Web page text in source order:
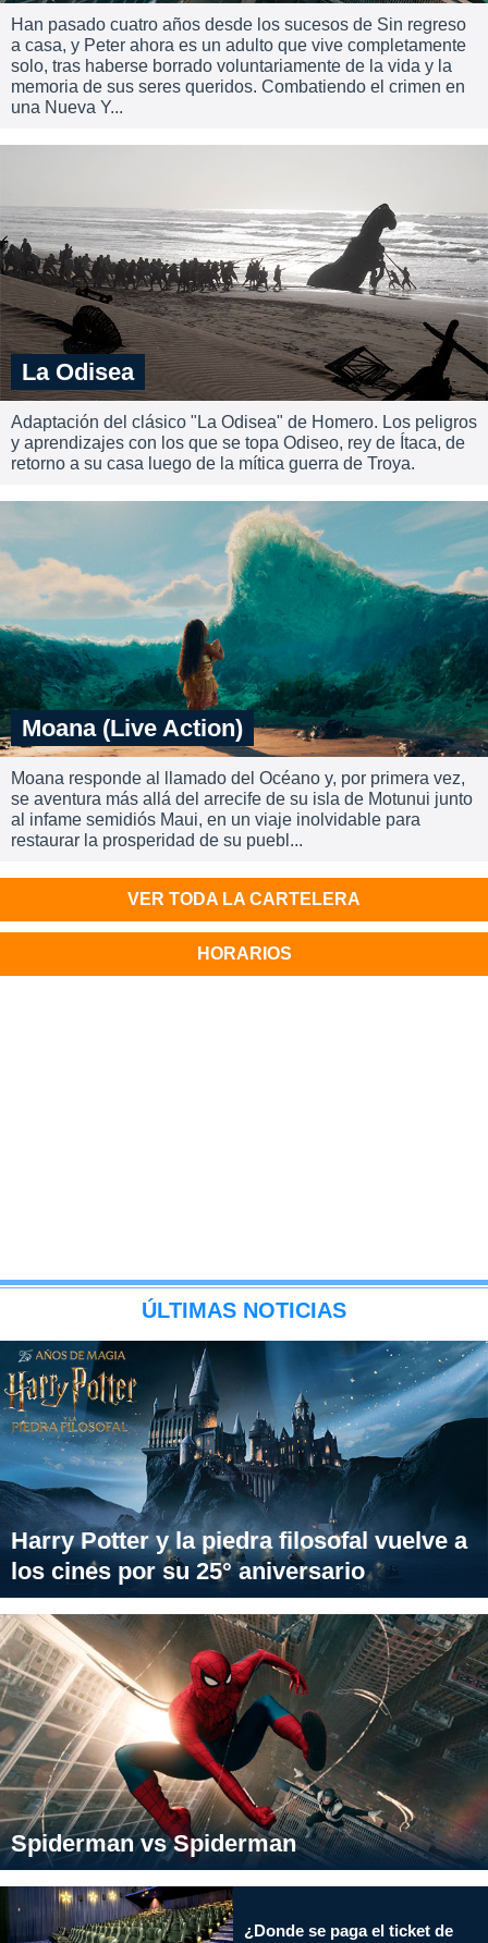
Han pasado cuatro años desde los sucesos de Sin regreso
a casa, y Peter ahora es un adulto que vive completamente
solo, tras haberse borrado voluntariamente de la vida y la
memoria de sus seres queridos. Combatiendo el crimen en
una Nueva Y...
La Odisea
Adaptación del clásico "La Odisea" de Homero. Los peligros
y aprendizajes con los que se topa Odiseo, rey de Ítaca, de
retorno a su casa luego de la mítica guerra de Troya.
Moana (Live Action)
Moana responde al llamado del Océano y, por primera vez,
se aventura más allá del arrecife de su isla de Motunui junto
al infame semidiós Maui, en un viaje inolvidable para
restaurar la prosperidad de su puebl...
VER TODA LA CARTELERA
HORARIOS
ÚLTIMAS NOTICIAS
Harry Potter y la piedra filosofal vuelve a
los cines por su 25° aniversario
Spiderman vs Spiderman
¿Donde se paga el ticket de